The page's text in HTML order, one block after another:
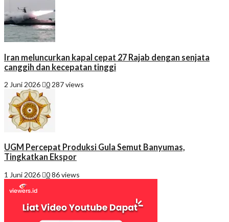
Iran meluncurkan kapal cepat 27 Rajab dengan senjata
canggih dan kecepatan tinggi
2 Juni 2026 0 287 views
UGM Percepat Produksi Gula Semut Banyumas,
Tingkatkan Ekspor
1 Juni 2026 086 views